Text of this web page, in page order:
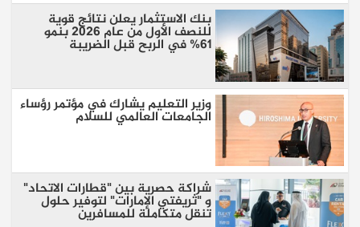
بنك الاستثمار يعلن نتائج قوية
للنصف الأول من عام 2026 بنمو
61% في الربح قبل الضريبة
وزير التعليم يشارك في مؤتمر رؤساء
الجامعات العالمي للسلام
شراكة حصرية بين "قطارات الاتحاد"
و "ثريفتي الإمارات" لتوفير حلول
تنقل متكاملة للمسافرين